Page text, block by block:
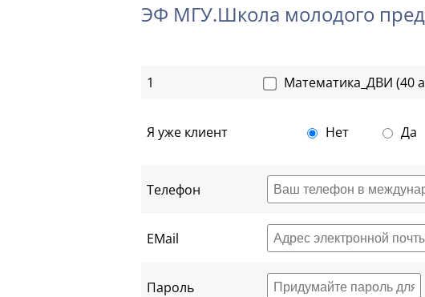
ЭФ МГУ.Школа молодого
1 Математика_ДВИ (40
Я уже клиент Нет Да
Телефон
EMail
Пароль